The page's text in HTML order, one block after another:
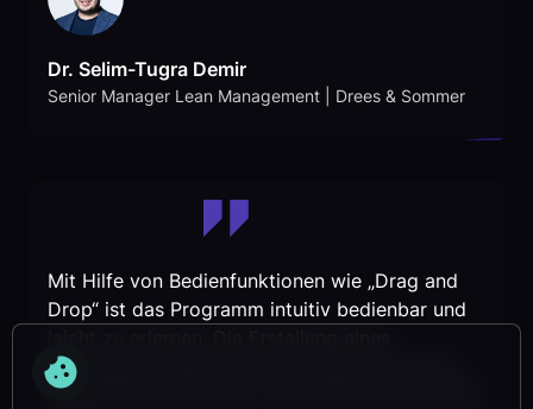
Dr. Selim-Tugra Demir
Senior Manager Lean Management | Drees & Sommer
Mit Hilfe von Bedienfunktionen wie „Drag and
Drop“ ist das Programm intuitiv bedienbar und
Terminplans gelingt schnell, sodass frühzeitig
ein Überblick über den Projektablauf geschaffen